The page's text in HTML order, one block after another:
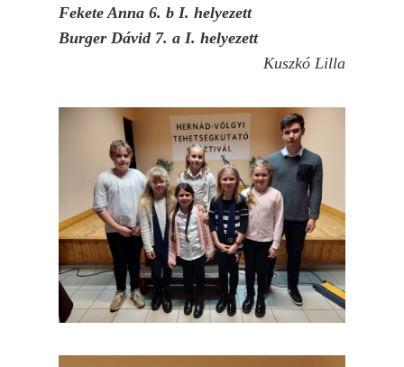
Fekete Anna 6. b I. helyezett
Burger Dávid 7. a I. helyezett
Kuszkó Lilla